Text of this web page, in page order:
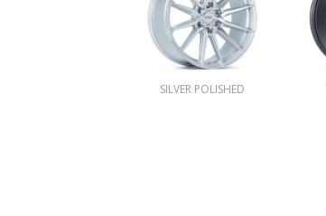
SILVER POLISHED